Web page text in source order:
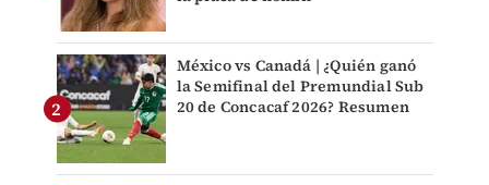
México vs Canadá | ¿Quién ganó
la Semifinal del Premundial Sub
20 de Concacaf 2026? Resumen